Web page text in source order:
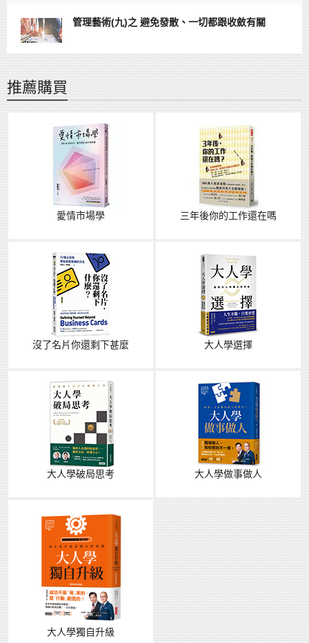
管理藝術(九)之 避免發散、一切都跟收斂有關
推薦購買
愛情市場學 三年後你的工作還在嗎
沒了名片你還剩下甚麼 大人學選擇
大人學破局思考 大人學做事做人
大人學獨自升級